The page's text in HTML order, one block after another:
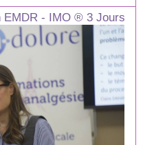
EMDR - IMO ® 3 Jours